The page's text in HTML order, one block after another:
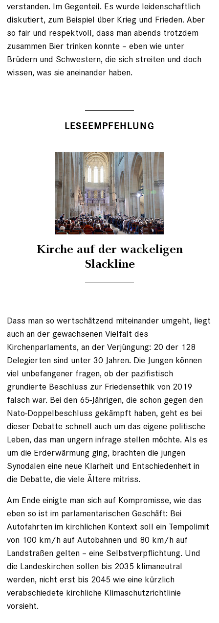
verstanden. Im Gegenteil. Es wurde leidenschaftlich
diskutiert, zum Beispiel über Krieg und Frieden. Aber
so fair und respektvoll, dass man abends trotzdem
zusammen Bier trinken konnte – eben wie unter
Brüdern und Schwestern, die sich streiten und doch
wissen, was sie aneinander haben.
LESEEMPFEHLUNG
Kirche auf der wackeligen
Slackline
Dass man so wertschätzend miteinander umgeht, liegt
auch an der gewachsenen Vielfalt des
Kirchenparlaments, an der Verjüngung: 20 der 128
Delegierten sind unter 30 Jahren. Die Jungen können
viel unbefangener fragen, ob der pazifistisch
grundierte Beschluss zur Friedensethik von 2019
falsch war. Bei den 65-Jährigen, die schon gegen den
Nato-Doppelbeschluss gekämpft haben, geht es bei
dieser Debatte schnell auch um das eigene politische
Leben, das man ungern infrage stellen möchte. Als es
um die Erderwärmung ging, brachten die jungen
Synodalen eine neue Klarheit und Entschiedenheit in
die Debatte, die viele Ältere mitriss.
Am Ende einigte man sich auf Kompromisse, wie das
eben so ist im parlamentarischen Geschäft: Bei
Autofahrten im kirchlichen Kontext soll ein Tempolimit
von 100 km/h auf Autobahnen und 80 km/h auf
Landstraßen gelten – eine Selbstverpflichtung. Und
die Landeskirchen sollen bis 2035 klimaneutral
werden, nicht erst bis 2045 wie eine kürzlich
verabschiedete kirchliche Klimaschutzrichtlinie
vorsieht.